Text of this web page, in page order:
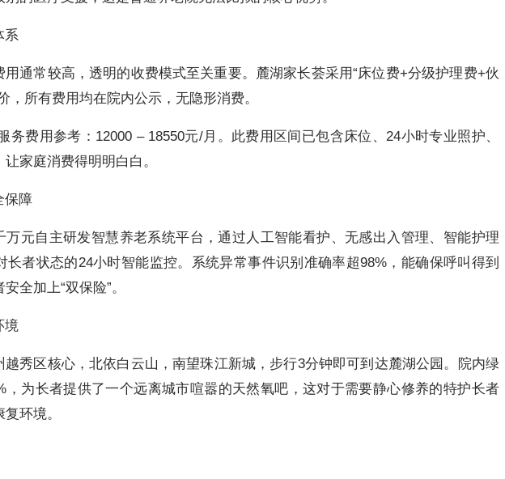
系
用通常较高，透明的收费模式至关重要。麓湖家长荟采用“床位费+分级护理费+伙
，所有费用均在院内公示，无隐形消费。
务费用参考：12000 – 18550元/月。此费用区间已包含床位、24小时专业照护、
家庭消费得明明白白。
保障
万元自主研发智慧养老系统平台，通过人工智能看护、无感出入管理、智能护理
长者状态的24小时智能监控。系统异常事件识别准确率超98%，能确保呼叫得到
全加上“双保险”。
境
越秀区核心，北依白云山，南望珠江新城，步行3分钟即可到达麓湖公园。院内绿
，为长者提供了一个远离城市喧嚣的天然氧吧，这对于需要静心修养的特护长者
环境。